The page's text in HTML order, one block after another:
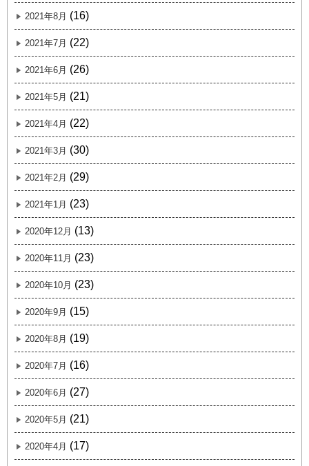
2021年8月 (16)
2021年7月 (22)
2021年6月 (26)
2021年5月 (21)
2021年4月 (22)
2021年3月 (30)
2021年2月 (29)
2021年1月 (23)
2020年12月 (13)
2020年11月 (23)
2020年10月 (23)
2020年9月 (15)
2020年8月 (19)
2020年7月 (16)
2020年6月 (27)
2020年5月 (21)
2020年4月 (17)